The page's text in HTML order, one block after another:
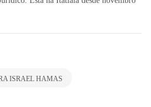
ISRAEL HAMAS